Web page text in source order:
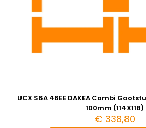
UCX S6A 46EE DAKEA Combi
100mm (114X118)
€338,80